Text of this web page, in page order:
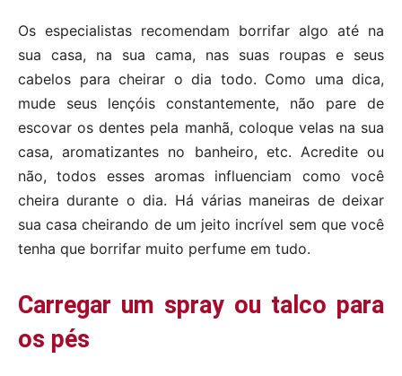
Os especialistas recomendam borrifar algo até na
sua casa, na sua cama, nas suas roupas e seus
cabelos para cheirar o dia todo. Como uma dica,
mude seus lençóis constantemente, não pare de
escovar os dentes pela manhã, coloque velas na sua
casa, aromatizantes no banheiro, etc. Acredite ou
não, todos esses aromas influenciam como você
cheira durante o dia. Há várias maneiras de deixar
sua casa cheirando de um jeito incrível sem que você
tenha que borrifar muito perfume em tudo.
Carregar um spray ou talco para
os pés